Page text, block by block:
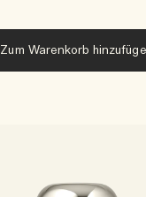
Zum Warenkorb